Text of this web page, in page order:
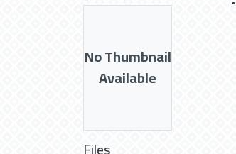
No Thumbnail
Available